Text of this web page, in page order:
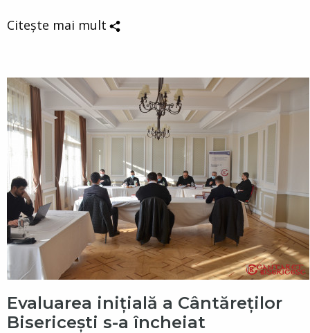
Citește mai mult
Evaluarea inițială a Cântăreților
Bisericești s-a încheiat